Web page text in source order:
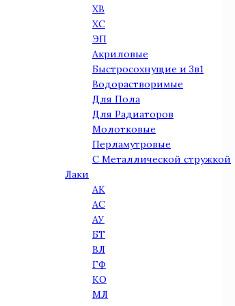
ХВ
ХС
ЭП
Акриловые
Быстросохнущие и 3в1
Водорастворимые
Для Пола
Для Радиаторов
Молотковые
Перламутровые
С Металлической стружкой
Лаки
АК
АС
АУ
БТ
ВЛ
ГФ
КО
МЛ